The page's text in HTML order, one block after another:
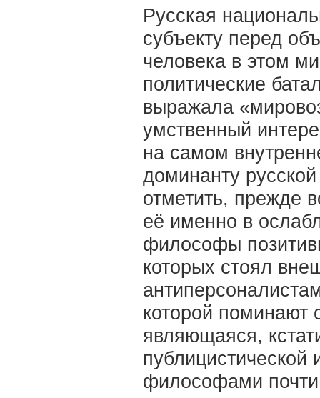
Русская
субъекту перед
человека в этом
политические
выражала
умственный
на самом
доминанту
отметить, прежде
её именно в
философы
которых стоял
которой поминают
являющаяся,
публицистической
философами